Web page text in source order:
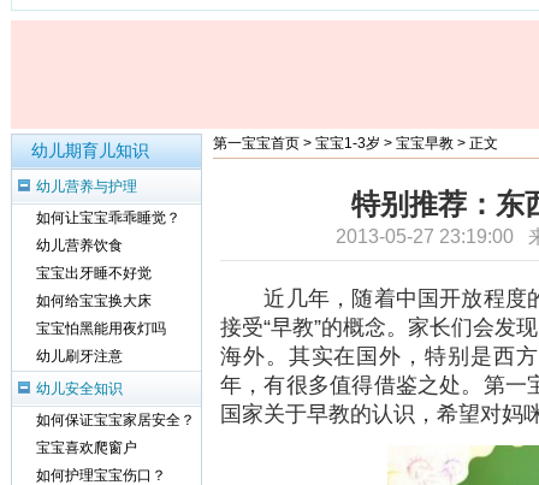
第一宝宝首页 > 宝宝1-3岁 > 宝宝早教 > 正文
特别推荐：东
2013-05-27 23:19:00
近几年，随着中国开放程度
接受“早教”的概念。家长们会发
海外。其实在国外，特别是西
年，有很多值得借鉴之处。第一
国家关于早教的认识，希望对妈
幼儿期育儿知识
幼儿营养与护理
如何让宝宝乖乖睡觉？
幼儿营养饮食
宝宝出牙睡不好觉
如何给宝宝换大床
宝宝怕黑能用夜灯吗
幼儿刷牙注意
幼儿安全知识
如何保证宝宝家居安全？
宝宝喜欢爬窗户
如何护理宝宝伤口？